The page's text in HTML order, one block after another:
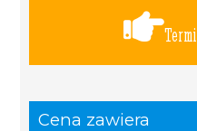
Cena zawiera